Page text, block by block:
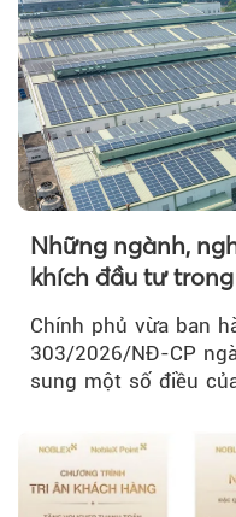
Những ngành,
khích đầu tư
Chính phủ vừa ban
303/2026/NĐ-CP
sung một số điều